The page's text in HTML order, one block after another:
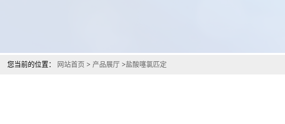
您当前的位置： 网站首页 > 产品展厅 >盐酸噻氯匹定